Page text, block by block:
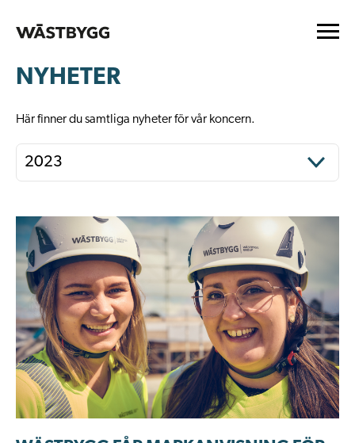
NYHETER
Här finner du samtliga nyheter för vår koncern.
2023